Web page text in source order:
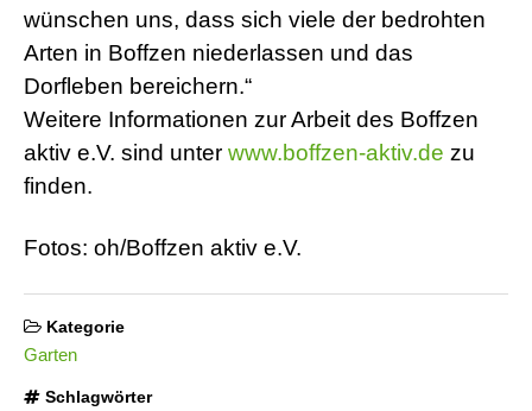
wünschen uns, dass sich viele der bedrohten
Arten in Boffzen niederlassen und das
Dorfleben bereichern.“
Weitere Informationen zur Arbeit des Boffzen
aktiv e.V. sind unter www.boffzen-aktiv.de zu
finden.
Fotos: oh/Boffzen aktiv e.V.
Kategorie
Garten
Schlagwörter